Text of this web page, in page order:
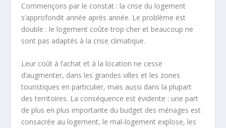
Commençons par le constat : la crise du logement
s’approfondit année après année. Le problème est
double : le logement coûte trop cher et beaucoup ne
sont pas adaptés à la crise climatique.
Leur coût à l’achat et à la location ne cesse
d’augmenter, dans les grandes villes et les zones
touristiques en particulier, mais aussi dans la plupart
des territoires. La conséquence est évidente : une part
de plus en plus importante du budget des ménages est
consacrée au logement, le mal-logement explose, les